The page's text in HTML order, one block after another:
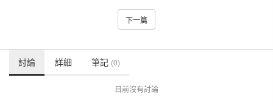
下一篇
討論 詳細 筆記 (0)
目前沒有討論